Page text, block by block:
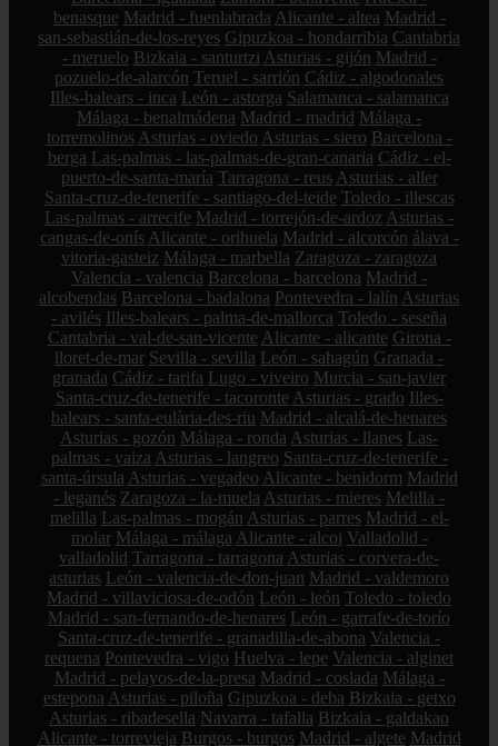
benasque Madrid - fuenlabrada Alicante - altea Madrid -
san-sebastián-de-los-reyes Gipuzkoa - hondarribia Cantabria
- meruelo Bizkaia - santurtzi Asturias - gijón Madrid -
pozuelo-de-alarcón Teruel - sarrión Cádiz - algodonales
Illes-balears - inca León - astorga Salamanca - salamanca
Málaga - benalmádena Madrid - madrid Málaga -
torremolinos Asturias - oviedo Asturias - siero Barcelona -
berga Las-palmas - las-palmas-de-gran-canaria Cádiz - el-
puerto-de-santa-maría Tarragona - reus Asturias - aller
Santa-cruz-de-tenerife - santiago-del-teide Toledo - illescas
Las-palmas - arrecife Madrid - torrejón-de-ardoz Asturias -
cangas-de-onís Alicante - orihuela Madrid - alcorcón álava -
vitoria-gasteiz Málaga - marbella Zaragoza - zaragoza
Valencia - valencia Barcelona - barcelona Madrid -
alcobendas Barcelona - badalona Pontevedra - lalín Asturias
- avilés Illes-balears - palma-de-mallorca Toledo - seseña
Cantabria - val-de-san-vicente Alicante - alicante Girona -
lloret-de-mar Sevilla - sevilla León - sahagún Granada -
granada Cádiz - tarifa Lugo - viveiro Murcia - san-javier
Santa-cruz-de-tenerife - tacoronte Asturias - grado Illes-
balears - santa-eulària-des-riu Madrid - alcalá-de-henares
Asturias - gozón Málaga - ronda Asturias - llanes Las-
palmas - yaiza Asturias - langreo Santa-cruz-de-tenerife -
santa-úrsula Asturias - vegadeo Alicante - benidorm Madrid
- leganés Zaragoza - la-muela Asturias - mieres Melilla -
melilla Las-palmas - mogán Asturias - parres Madrid - el-
molar Málaga - málaga Alicante - alcoi Valladolid -
valladolid Tarragona - tarragona Asturias - corvera-de-
asturias León - valencia-de-don-juan Madrid - valdemoro
Madrid - villaviciosa-de-odón León - león Toledo - toledo
Madrid - san-fernando-de-henares León - garrafe-de-torío
Santa-cruz-de-tenerife - granadilla-de-abona Valencia -
requena Pontevedra - vigo Huelva - lepe Valencia - alginet
Madrid - pelayos-de-la-presa Madrid - coslada Málaga -
estepona Asturias - piloña Gipuzkoa - deba Bizkaia - getxo
Asturias - ribadesella Navarra - tafalla Bizkaia - galdakao
Alicante - torrevieja Burgos - burgos Madrid - algete Madrid